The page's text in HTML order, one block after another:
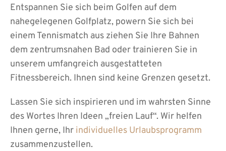
Entspannen Sie sich beim Golfen auf dem
nahegelegenen Golfplatz, powern Sie sich bei
einem Tennismatch aus ziehen Sie Ihre Bahnen
dem zentrumsnahen Bad oder trainieren Sie in
unserem umfangreich ausgestatteten
Fitnessbereich. Ihnen sind keine Grenzen gesetzt.
Lassen Sie sich inspirieren und im wahrsten Sinne
des Wortes Ihren Ideen „freien Lauf“. Wir helfen
Ihnen gerne, Ihr individuelles Urlaubsprogramm
zusammenzustellen.